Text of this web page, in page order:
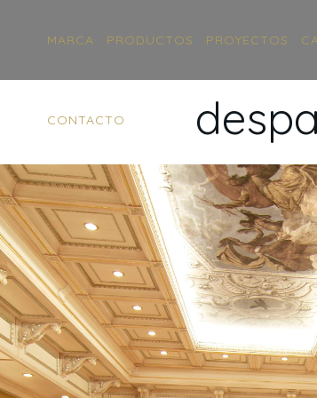
MARCA PRODUCTOS PROYECTOS
CONTACTO